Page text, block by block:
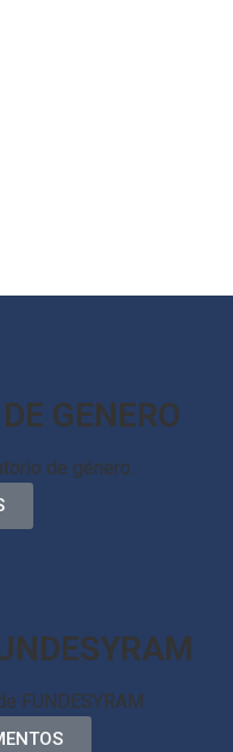
GENERO
de género.
FUNDESYRAM